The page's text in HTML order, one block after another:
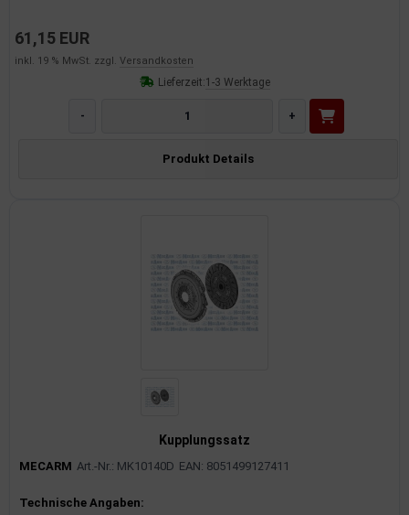
61,15 EUR
inkl. 19 % MwSt. zzgl. Versandkosten
Lieferzeit:1-3 Werktage
- +
Produkt Details
Kupplungssatz
MECARM Art.-Nr.: MK10140D EAN: 8051499127411
Produktinformationen
Technische Angaben: